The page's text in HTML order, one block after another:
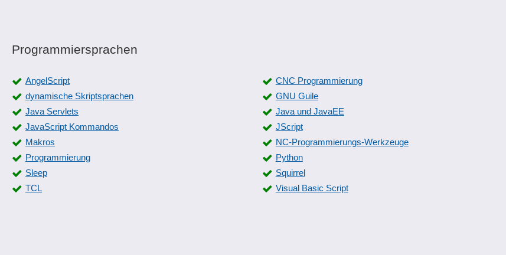
Programmiersprachen
AngelScript CNC Programmierung
dynamische Skriptsprachen
GNU Guile
Java Servlets
Java und JavaEE
JavaScript Kommandos
JScript
Makros
NC-Programmierungs-Werkzeuge
Programmierung
Python
Sleep
Squirrel
TCL
Visual Basic Script